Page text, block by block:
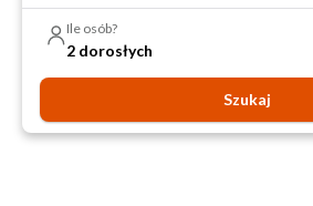
Ile osób?
2 dorosłych
Szukaj